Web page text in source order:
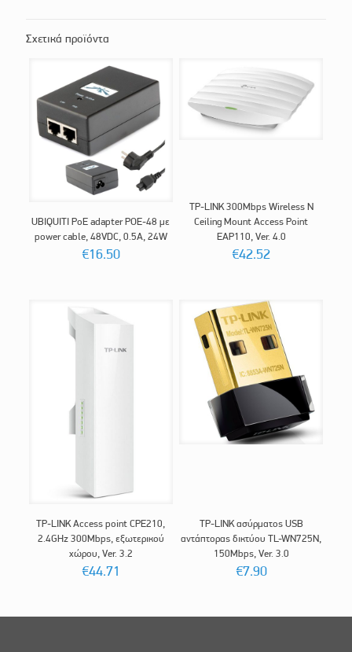
Σχετικά προϊόντα
UBIQUITI PoE adapter POE-48 με
power cable, 48VDC, 0.5A, 24W
€16.50
TP-LINK 300Mbps Wireless N
Ceiling Mount Access Point
EAP110, Ver. 4.0
€42.52
TP-LINK Access point CPE210,
2.4GHz 300Mbps, εξωτερικού
χώρου, Ver. 3.2
€44.71
TP-LINK ασύρματος USB
αντάπτορας δικτύου TL-WN725N,
150Mbps, Ver. 3.0
€7.90